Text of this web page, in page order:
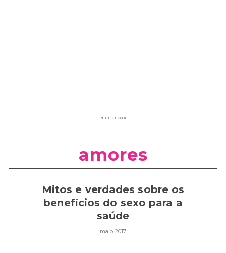
PUBLICIDADE
amores
Mitos e verdades sobre os
benefícios do sexo para a
saúde
maio 2017